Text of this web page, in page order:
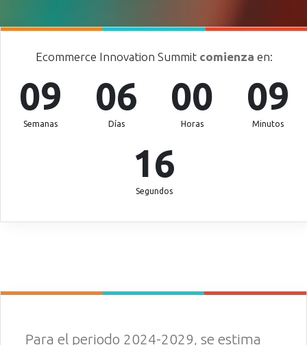
Ecommerce Innovation Summit comienza en:
09
Semanas
06
Días
00
Horas
09
Minutos
13
Segundos
Para el periodo 2024-2029, se estima